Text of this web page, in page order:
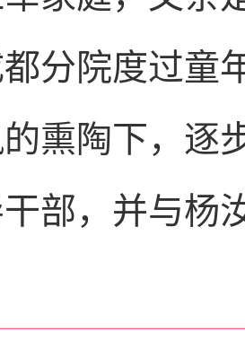
分院度过童
熏陶下，逐
部，并与杨